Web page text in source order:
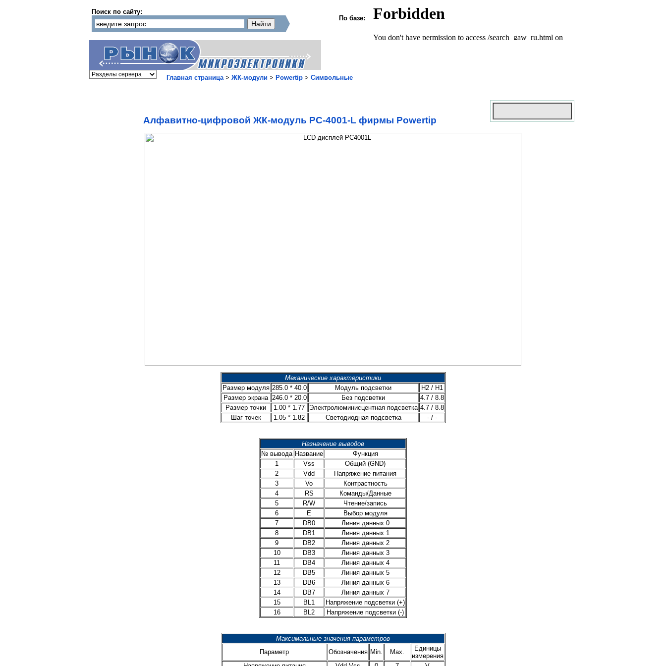
Поиск по сайту:
По базе:
Главная страница> ЖК-модули > Powertip > Символьные
Алфавитно-цифровой ЖК-модуль PC-4001-L фирмы Powertip
Механические характеристики
Размер модуля 285.0 * 40.0 Модуль подсветки
H2 / H1
Размер экрана 246.0 * 20.0 Без подсветки
4.7 / 8.8
Размер точки
1.00 * 1.77 Электролюминисцентная подсветка 4.7 / 8.8
Шаг точек
1.05 * 1.82 Светодиодная подсветка - / -
Назначение выводов
№ вывода Название
Функция
1
Vss
Общий (GND)
2
Vdd
Напряжение питания
3
Vo
Контрастность
4
RS
Команды/Данные
5
R/W
Чтение/запись
6
E
Выбор модуля
7
DB0
Линия данных 0
8
DB1
Линия данных 1
9
DB2
Линия данных 2
10
DB3
Линия данных 3
11
DB4
Линия данных 4
12
DB5
Линия данных 5
13
DB6
Линия данных 6
14
DB7
Линия данных 7
15
BL1
Напряжение подсветки (+)
16
BL2 Напряжение подсветки (-)
Максимальные значения параметров
Параметр
Обозначения Min. Max.
Единицы
измерения